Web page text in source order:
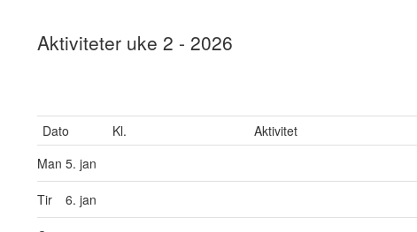
Aktiviteter uke 2 - 2026
Dato Kl. Aktivitet
Man 5. jan
Tir 6. jan